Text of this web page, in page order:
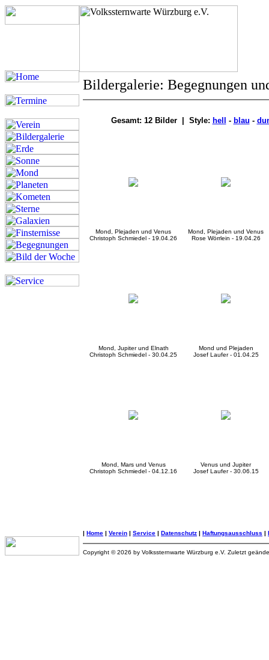
Bildergalerie: Begegnungen
Gesamt: 12 Bilder | Style: hell - blau -
Mond, Plejaden und Venus
Christoph Schmiedel - 19.04.26
Mond, Plejaden und Venus
Rose Wörrlein - 19.04.26
Mond, Jupiter und Elnath
Christoph Schmiedel - 30.04.25
Mond und Plejaden
Josef Laufer - 01.04.25
Mond, Mars und Venus
Christoph Schmiedel - 04.12.16
Venus und Jupiter
Josef Laufer - 30.06.15
| Home | Verein | Service | Datenschutz | Haftungsausschluss |
Copyright © 2026 by Volkssternwarte Würzburg e.V. Zuletzt